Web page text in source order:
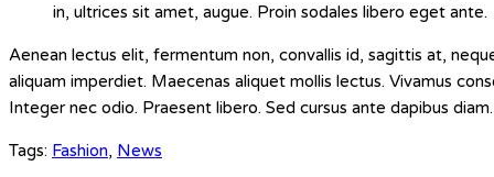
in, ultrices sit amet, augue. Proin sodales libero eget ante.
Aenean lectus elit, fermentum non, convallis id, sagittis at,
aliquam imperdiet. Maecenas aliquet mollis lectus. Vivamus
Integer nec odio. Praesent libero. Sed cursus ante dapibus
Tags: Fashion, News